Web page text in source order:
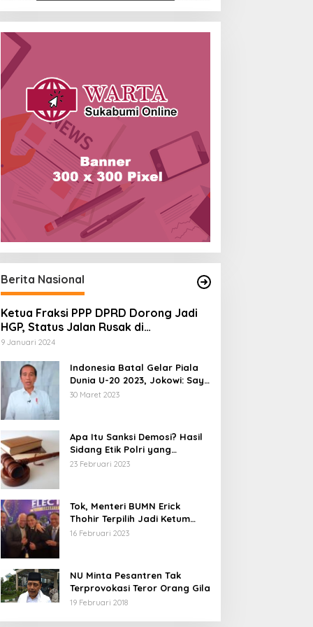
Berita Nasional
Ketua Fraksi PPP DPRD Dorong Jadi
HGP, Status Jalan Rusak di
Tegalbuleud Sukabumi yang Viral
9 Januari 2024
Indonesia Batal Gelar Piala
Dunia U-20 2023, Jokowi: Saya
Juga Kecewa dan Sedih
30 Maret 2023
Apa Itu Sanksi Demosi? Hasil
Sidang Etik Polri yang
Diterima Bharada E
23 Februari 2023
Tok, Menteri BUMN Erick
Thohir Terpilih Jadi Ketum
PSSI.
16 Februari 2023
NU Minta Pesantren Tak
Terprovokasi Teror Orang Gila
19 Februari 2018